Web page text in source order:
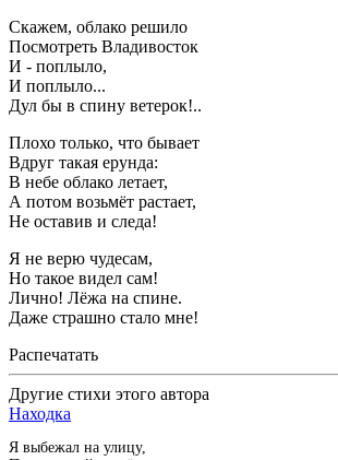
Скажем, облако решило
Посмотреть Владивосток
И - поплыло,
И поплыло...
Дул бы в спину ветерок!..
Плохо только, что бывает
Вдруг такая ерунда:
В небе облако летает,
А потом возьмёт растает,
Не оставив и следа!
Я не верю чудесам,
Но такое видел сам!
Лично! Лёжа на спине.
Даже страшно стало мне!
Распечатать
Другие стихи этого автора
Находка
Я выбежал на улицу,